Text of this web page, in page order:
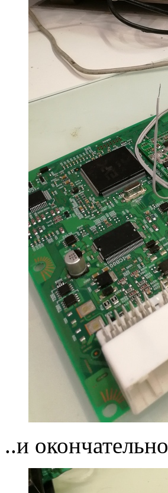
..и окончательно